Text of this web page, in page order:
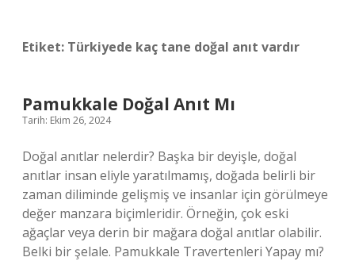
Etiket: Türkiyede kaç tane doğal anıt vardır
Pamukkale Doğal Anıt Mı
Tarih: Ekim 26, 2024
Doğal anıtlar nelerdir? Başka bir deyişle, doğal
anıtlar insan eliyle yaratılmamış, doğada belirli bir
zaman diliminde gelişmiş ve insanlar için görülmeye
değer manzara biçimleridir. Örneğin, çok eski
ağaçlar veya derin bir mağara doğal anıtlar olabilir.
Belki bir şelale. Pamukkale Travertenleri Yapay mı?